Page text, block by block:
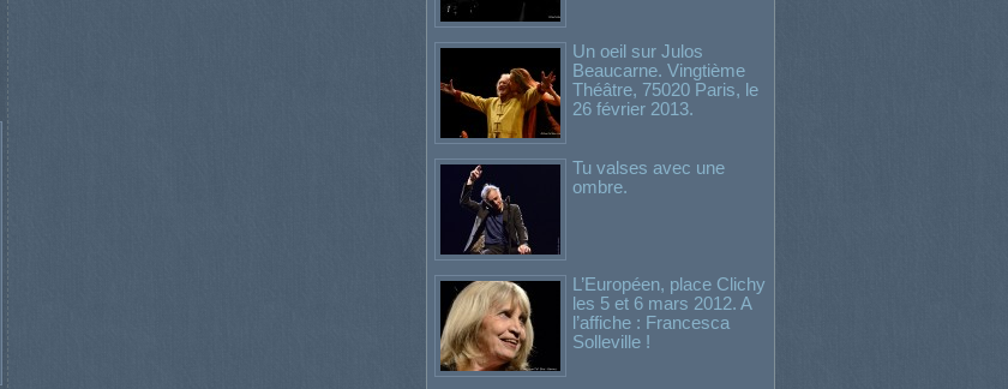
Un oeil sur Julos
Beaucarne. Vingtième
Théâtre, 75020 Paris, le
26 février 2013.
Tu valses avec une
ombre.
L’Européen, place Clichy
les 5 et 6 mars 2012. A
l’affiche : Francesca
Solleville !